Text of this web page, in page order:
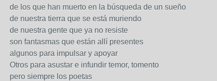
de los que han muerto en la búsqueda de un sueño
de nuestra tierra que se está muriendo
de nuestra gente que ya no resiste
son fantasmas que están allí presentes
algunos para impulsar y apoyar
Otros para asustar e infundir temor, tomento
pero siempre los poetas